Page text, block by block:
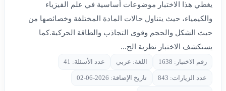
يغطي هذا الاختبار موضوعات أساسية في علم الفيزياء
والكيمياء، حيث يتناول حالات المادة المختلفة وخصائصها من
حيث الشكل والحجم وقوى التجاذب والطاقة الحركية.كما
يستكشف الاختبار نظرية الح...
رقم الاختبار: 1638 اللغة: عربي عدد الأسئلة: 41
عدد الزيارات: 843 تاريخ الإضافة: 2026-06-02